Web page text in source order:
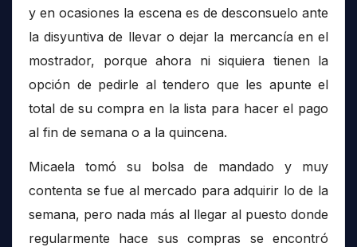
y en ocasiones la escena es de desconsuelo ante
la disyuntiva de llevar o dejar la mercancía en el
mostrador, porque ahora ni siquiera tienen la
opción de pedirle al tendero que les apunte el
total de su compra en la lista para hacer el pago
al fin de semana o a la quincena.
Micaela tomó su bolsa de mandado y muy
contenta se fue al mercado para adquirir lo de la
semana, pero nada más al llegar al puesto donde
regularmente hace sus compras se encontró